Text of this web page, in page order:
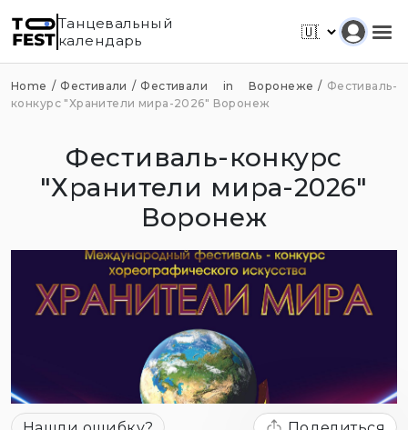
Танцевальный
календарь
Home Фестивали Фестивали in Воронеже
Фестиваль-
конкурс "Хранители мира-2026" Воронеж
Фестиваль-конкурс
"Хранители мира-2026"
Воронеж